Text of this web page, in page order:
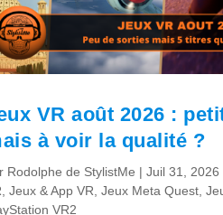
VR août 2026 :
à voir la qualité ?
Rodolphe de StylistMe |Juil 31, 2026
,Jeux & App VR ,Jeux Meta Quest ,
VR2